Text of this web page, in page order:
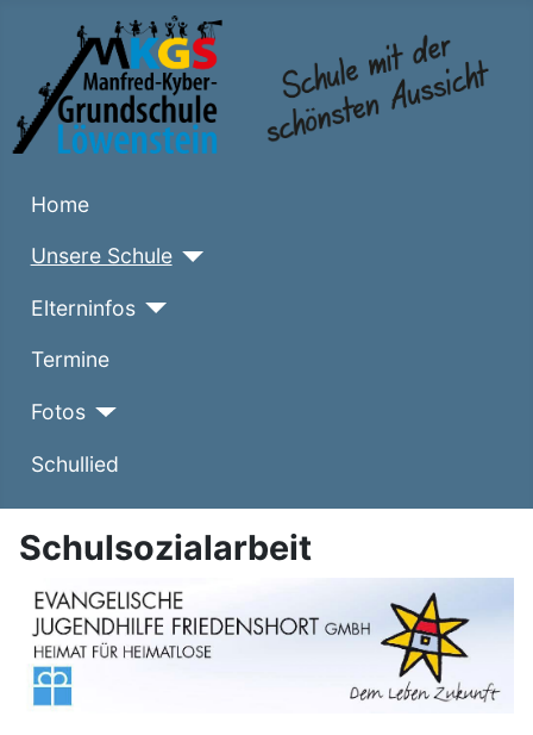
Home
Unsere Schule
Elterninfos
Termine
Fotos
Schullied
Schulsozialarbeit